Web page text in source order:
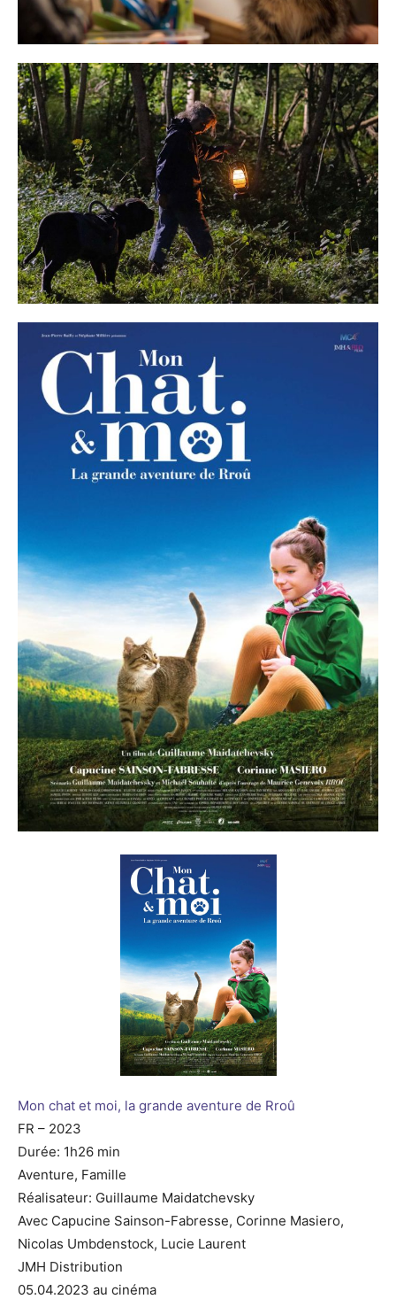
Mon chat et moi, la grande aventure de Rroû
FR – 2023
Durée: 1h26 min
Aventure, Famille
Réalisateur: Guillaume Maidatchevsky
Avec Capucine Sainson-Fabresse, Corinne Masiero,
Nicolas Umbdenstock, Lucie Laurent
JMH Distribution
05.04.2023 au cinéma